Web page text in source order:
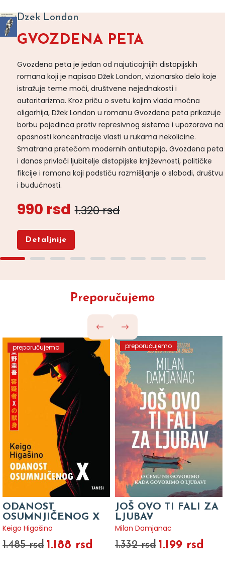
Dzek London
GVOZDENA PETA
Gvozdena peta je jedan od najuticajnijih distopijskih
romana koji je napisao Džek London, vizionarsko delo koje
istražuje teme moći, društvene nejednakosti i
autoritarizma. Kroz priču o svetu kojim vlada moćna
oligarhija, Džek London u romanu Gvozdena peta prikazuje
borbu pojedinca protiv represivnog sistema i upozorava na
opasnosti koncentracije vlasti u rukama nekolicine.
Smatrana pretečom modernih antiutopija, Gvozdena peta
i danas privlači ljubitelje distopijske književnosti, političke
fikcije i romana koji podstiču razmišljanje o slobodi, društvu
i budućnosti.
990 rsd 1.320 rsd
Detaljnije
Preporučujemo
preporučujemo
ODANOST
OSUMNJIČENOG X
Keigo Higašino
1.485 rsd 1.188 rsd
preporučujemo
JOŠ OVO TI FALI ZA
LJUBAV
Milan Damjanac
1.332 rsd 1.199 rsd